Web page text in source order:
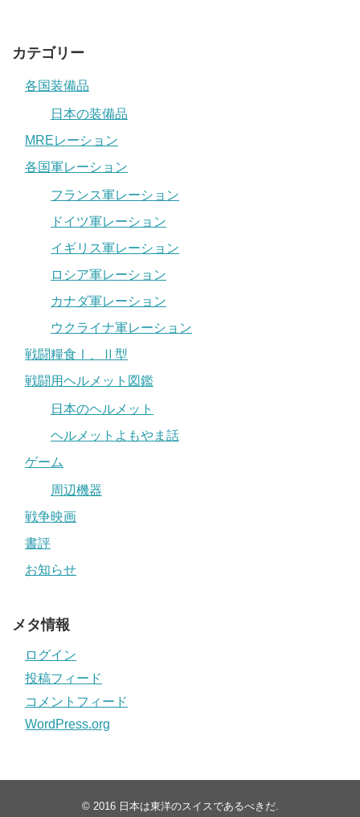
カテゴリー
各国装備品
日本の装備品
MREレーション
各国軍レーション
フランス軍レーション
ドイツ軍レーション
イギリス軍レーション
ロシア軍レーション
カナダ軍レーション
ウクライナ軍レーション
戦闘糧食Ⅰ、Ⅱ型
戦闘用ヘルメット図鑑
日本のヘルメット
ヘルメットよもやま話
ゲーム
周辺機器
戦争映画
書評
お知らせ
メタ情報
ログイン
投稿フィード
コメントフィード
WordPress.org
© 2016 日本は東洋のスイスであるべきだ.